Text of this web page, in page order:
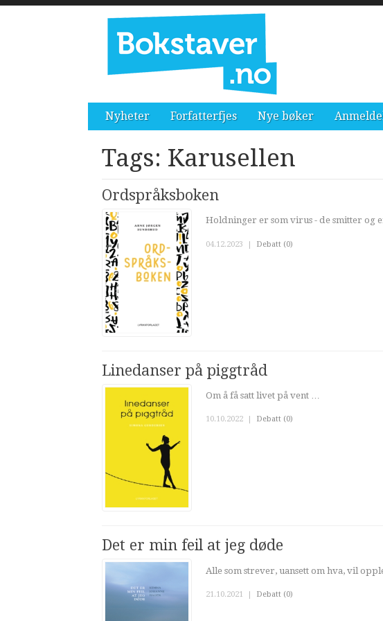
Nyheter Forfatterfjes Nye bøker
Tags: Karusellen
Ordspråksboken
Holdninger er som virus - de smitter og
04.12.2023 | Debatt (0)
Linedanser på piggtråd
Om å få satt livet på vent …
10.10.2022 Debatt (0)
Det er min feil at jeg døde
Alle som strever, uansett om hva, vil
21.10.2021 | Debatt (0)